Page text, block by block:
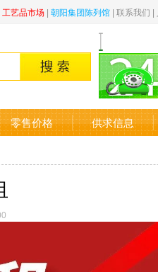
工艺品市场 | 朝阳集团陈列馆 | 联系我们 |
零售价格 供求信息